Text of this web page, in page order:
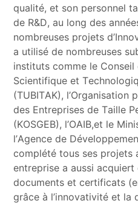
Médias
sociaux
qualité, et son personnel
de R&D, au long des
nombreuses projets
a utilisé de nombreuses
instituts comme le Conseil
Scientifique et
(TUBITAK), l’Organisation
des Entreprises de Taille
(KOSGEB), l’OAIB,et le
l’Agence de
complété tous ses projets
entreprise a aussi acquiert
documents et certificats
grâce à l’innovativité et la